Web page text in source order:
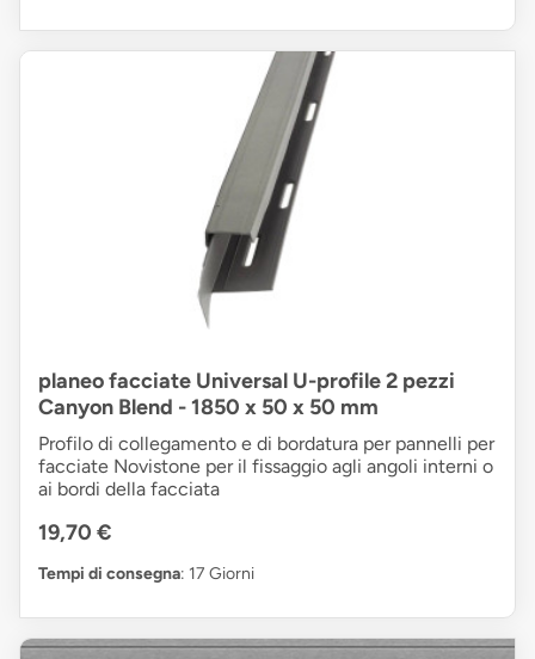
planeo facciate Universal U-profile 2 pezzi
Canyon Blend - 1850 x 50 x 50 mm
Profilo di collegamento e di bordatura per pannelli per
facciate Novistone per il fissaggio agli angoli interni o
ai bordi della facciata
19,70 €
Tempi di consegna: 17 Giorni